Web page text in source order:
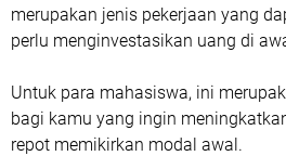
merupakan jenis pekerjaan yang
perlu menginvestasikan uang di
Untuk para mahasiswa, ini
bagi kamu yang ingin
repot memikirkan modal awal.